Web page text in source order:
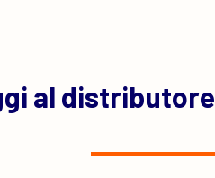
al distributore